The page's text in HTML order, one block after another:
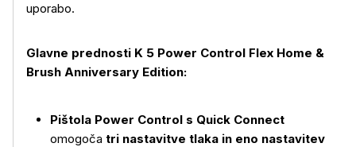
uporabo.
Glavne prednosti K 5 Power Control Flex Home &
Brush Anniversary Edition:
Pištola Power Control s Quick Connect
omogoča tri nastavitve tlaka in eno nastavitev